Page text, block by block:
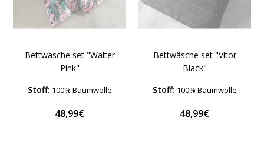
Bettwäsche set "Walter
Pink"
Stoff: 100% Baumwolle
48,99€
Bettwäsche set "Vitor
Black"
Stoff: 100% Baumwolle
48,99€